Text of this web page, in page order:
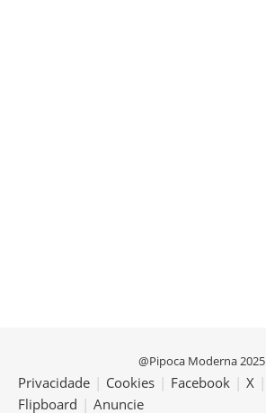
@Pipoca Moderna 2025
Privacidade | Cookies | Facebook | X |
Flipboard | Anuncie